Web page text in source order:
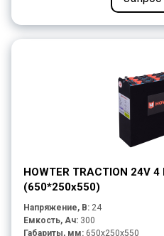
HOWTER TRACTION 24V
(650*250х550)
Напряжение, В: 24
Емкость, Ач: 300
Габариты, мм: 650x250x550